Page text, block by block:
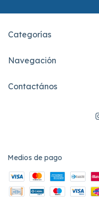
Categorías
Navegación
Contactános
Medios de pago